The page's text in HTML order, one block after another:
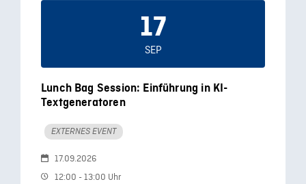
Lunch Bag Session: Einführung in KI-
Textgeneratoren
EXTERNES EVENT
17.09.2026
12:00 - 13:00 Uhr
17
SEP